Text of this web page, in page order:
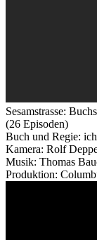
Sesamstrasse:
(26 Episoden)
Buch und Regie: ich
Kamera: Rolf
Musik: Thomas
Produktion: